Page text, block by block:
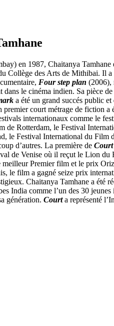
en 1987, Chaitanya Tamhane
Collège des Arts de Mithibai. Il a
Four step plan (2006),
dans le cinéma indien. Sa pièce de
a été un grand succés public et
premier court métrage de fiction a
internationaux comme le
de Rotterdam, le Festival
le Festival International du Film
d’autres. La première de
de Venise où il reçut le Lion du
meilleur Premier film et le prix
le film a gagné seize prix
Chaitanya Tamhane a été
India comme l’un des 30 jeunes
génération. Courta représenté